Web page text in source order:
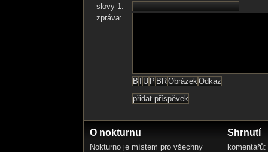
slovy 1:
zpráva:
O nokturnu
Nokturno je místem pro všechny
Shrnutí